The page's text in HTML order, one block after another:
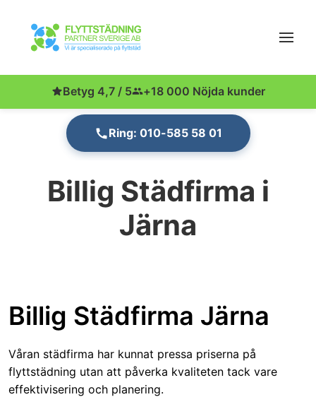
Betyg 4,7 / 5 +18 000 Nöjda kunder
Ring: 010-585 58 01
Billig Städfirma i
Järna
Billig Städfirma Järna
Våran städfirma har kunnat pressa priserna på
flyttstädning utan att påverka kvaliteten tack vare
effektivisering och planering.